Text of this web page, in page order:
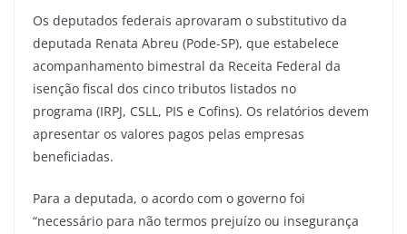
Os deputados federais aprovaram o substitutivo da
deputada Renata Abreu (Pode-SP), que estabelece
acompanhamento bimestral da Receita Federal da
isenção fiscal dos cinco tributos listados no
programa (IRPJ, CSLL, PIS e Cofins). Os relatórios devem
apresentar os valores pagos pelas empresas
beneficiadas.
Para a deputada, o acordo com o governo foi
“necessário para não termos prejuízo ou insegurança